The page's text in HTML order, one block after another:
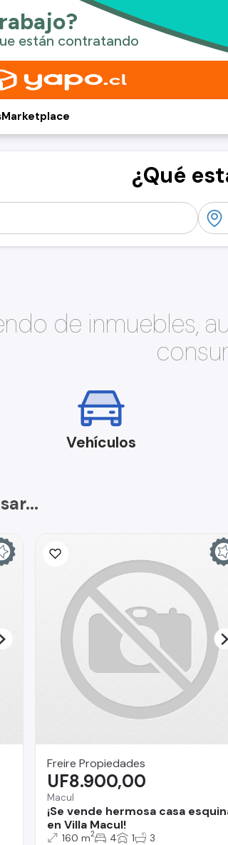
Marketplace
¿Qué
de inmuebles,
Vehículos
Freire Propiedades
Macul
¡Se vende hermosa casa
en Villa Macul!
UF8.900,00
160 m2 4 1 3